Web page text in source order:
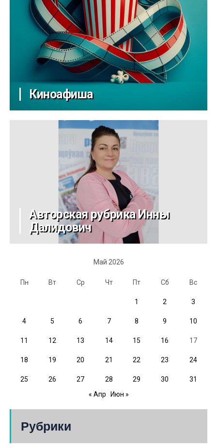
Киноафиша
Авторская рубрика Инны
Далидович
Май 2026
Пн Вт Ср Чт Пт Сб Вс
1 2 3
4 5 6 7 8 9 10
11 12 13 14 15 16 17
18 19 20 21 22 23 24
25 26 27 28 29 30
31
« Апр
Июн »
Рубрики